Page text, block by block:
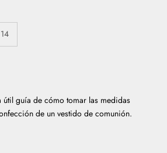
14
útil guía de cómo tomar las medidas
de un vestido de comunión.